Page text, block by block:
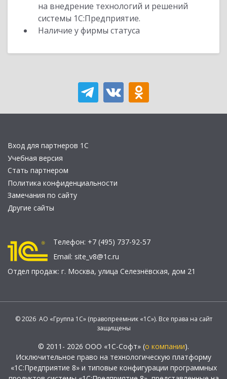
на внедрение технологий и решений
системы 1С:Предприятие.
Наличие у фирмы статуса
Вход для партнеров 1С
Учебная версия
Стать партнером
Политика конфиденциальности
Замечания по сайту
Другие сайты
Телефон: +7 (495) 737-92-57
Email: site_v8@1c.ru
Отдел продаж: г. Москва, улица Селезнёвская, дом 21
© 2026 АО «Группа 1С» (правопреемник «1С»). Все права на сайт
защищены
© 2011- 2026 ООО «1С-Софт» (о компании).
Исключительное право на технологическую платформу
«1С:Предприятие 8» и типовые конфигурации программных